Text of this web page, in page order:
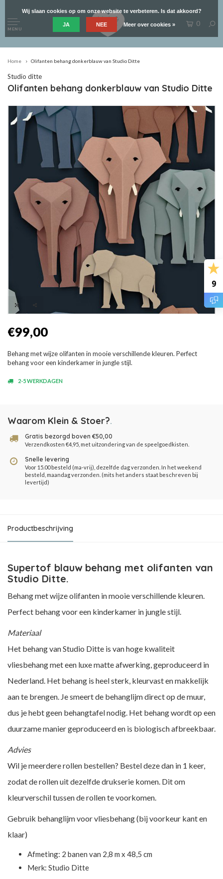
9
MENU
0
Home Olifanten behang donkerblauw van Studio Ditte
Studio ditte
Olifanten behang donkerblauw van Studio Ditte
€99,00
Behang met wijze olifanten in mooie verschillende kleuren. Perfect
behang voor een kinderkamer in jungle stijl.
2-5 WERKDAGEN
Waarom Klein & Stoer?.
Gratis bezorgd boven €50,00
Verzendkosten €4,95, met uitzondering van de speelgoedkisten.
Snelle levering
Voor 15.00 besteld (ma-vrij), dezelfde dag verzonden. In het weekend
besteld, maandag verzonden. (mits het anders staat beschreven bij
levertijd)
Productbeschrijving
Supertof blauw behang met olifanten van
Studio Ditte.
Behang met wijze olifanten in mooie verschillende kleuren.
Perfect behang voor een kinderkamer in jungle stijl.
Materiaal
Het behang van Studio Ditte is van hoge kwaliteit
vliesbehang met een luxe matte afwerking, geproduceerd in
Nederland. Het behang is heel sterk, kleurvast en makkelijk
aan te brengen. Je smeert de behanglijm direct op de muur,
dus je hebt geen behangtafel nodig. Het behang wordt op een
duurzame manier geproduceerd en is biologisch afbreekbaar.
Advies
Wil je meerdere rollen bestellen? Bestel deze dan in 1 keer,
zodat de rollen uit dezelfde drukserie komen. Dit om
kleurverschil tussen de rollen te voorkomen.
Gebruik behanglijm voor vliesbehang (bij voorkeur kant en
klaar)
Afmeting: 2 banen van 2,8 m x 48,5 cm
Merk: Studio Ditte
Wij slaan cookies op om onze website te verbeteren. Is dat akkoord?
JA NEE Meer over cookies »